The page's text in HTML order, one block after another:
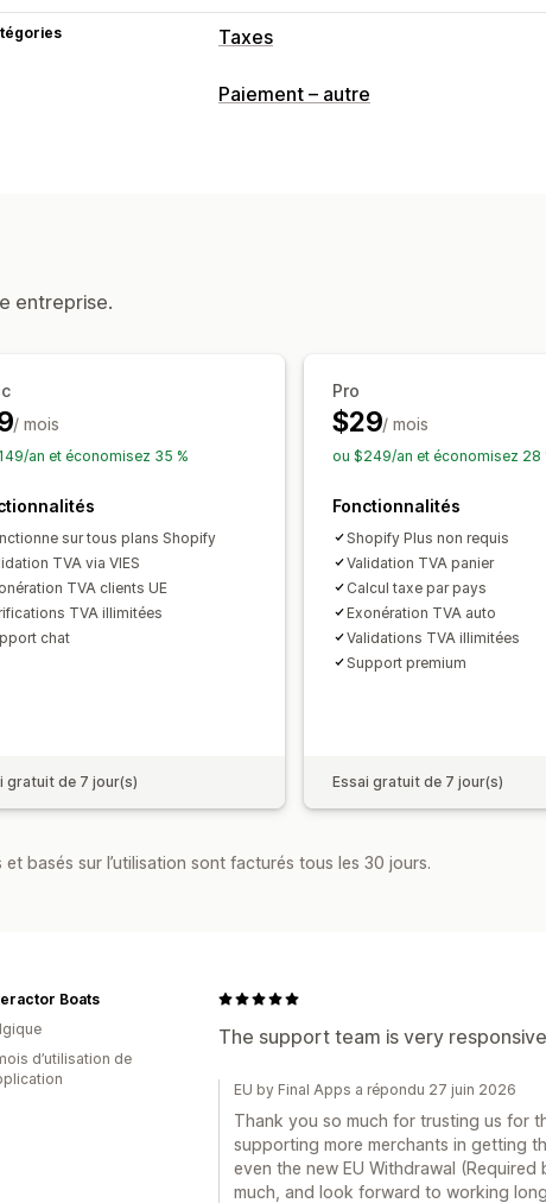
Taxes
Suivi du passif
Paiement – autre
entreprise.
/ mois
an et économisez 35 %
sur tous plans Shopify
TVA via VIES
TVA clients UE
TVA illimitées
chat
gratuit de 7 jour(s)
Pro
$29/ mois
ou $249/an et économisez 28
Fonctionnalités
Shopify Plus non requis
Validation TVA panier
Calcul taxe par pays
Exonération TVA auto
Validations TVA illimitées
Support premium
Essai gratuit de 7 jour(s)
basés sur l’utilisation sont facturés tous les 30 jours.
The support team is very
Boats
d’utilisation de
EU by Final Apps a répondu 27 juin 2026
Thank you so much for trusting us for
supporting more merchants in getting
even the new EU Withdrawal
much, and look forward to working